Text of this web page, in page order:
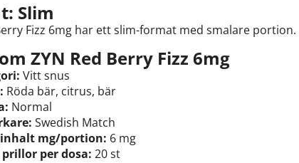
Slim
Fizz 6mg har ett slim-format med smalare portion.
ZYN Red Berry Fizz 6mg
Vitt snus
Röda bär, citrus, bär
Normal
Swedish Match
mg/portion: 6 mg
per dosa: 20 st